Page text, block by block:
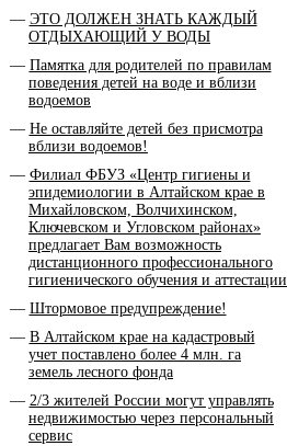
ЭТО ДОЛЖЕН ЗНАТЬ КАЖДЫЙ
ОТДЫХАЮЩИЙ У ВОДЫ
Памятка для родителей по правилам
поведения детей на воде и вблизи
водоемов
Не оставляйте детей без присмотра
вблизи водоемов!
Филиал ФБУЗ «Центр гигиены и
эпидемиологии в Алтайском крае в
Михайловском, Волчихинском,
Ключевском и Угловском районах»
предлагает Вам возможность
дистанционного профессионального
гигиенического обучения и аттестации
Штормовое предупреждение!
В Алтайском крае на кадастровый
учет поставлено более 4 млн. га
земель лесного фонда
2/3 жителей России могут управлять
недвижимостью через персональный
сервис